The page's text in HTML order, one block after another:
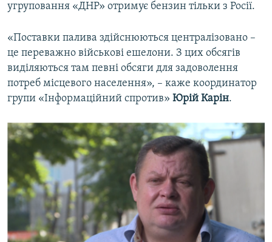
угруповання «ДНР» отримує бензин тільки з Росії.
«Поставки палива здійснюються централізовано –
це переважно військові ешелони. З цих обсягів
виділяються там певні обсяги для задоволення
потреб місцевого населення», – каже координатор
групи «Інформаційний спротив» Юрій Карін.